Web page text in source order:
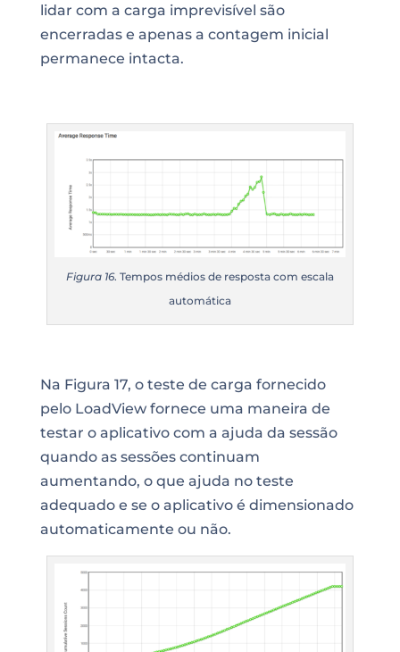
lidar com a carga imprevisível são
encerradas e apenas a contagem inicial
permanece intacta.
Figura 16. Tempos médios de resposta com escala
automática
Na Figura 17, o teste de carga fornecido
pelo LoadViewfornece uma maneira de
testar o aplicativo com a ajuda da sessão
quando as sessões continuam
aumentando, o que ajuda no teste
adequado e se o aplicativo é dimensionado
automaticamente ou não.